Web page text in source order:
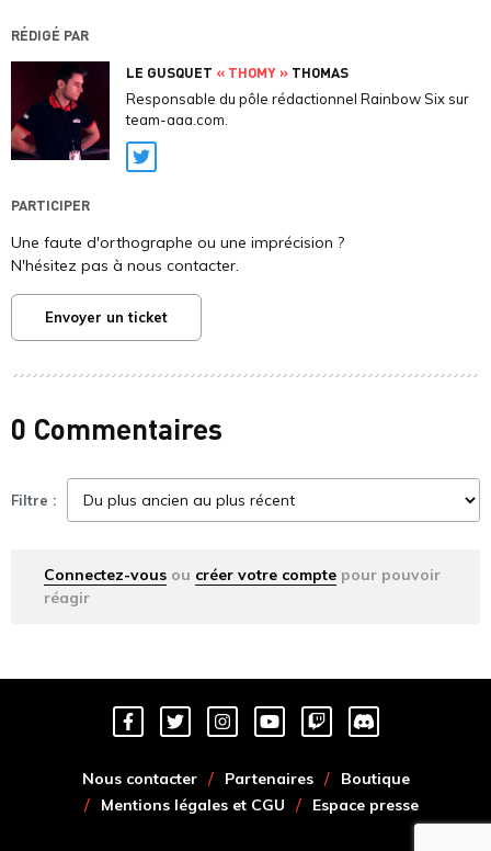
RÉDIGÉ PAR
LE GUSQUET « THOMY » THOMAS
Responsable du pôle rédactionnel Rainbow Six sur
team-aaa.com.
Twitter
PARTICIPER
Une faute d'orthographe ou une imprécision ?
N'hésitez pas à nous contacter.
Envoyer un ticket
0 Commentaires
Filtre :
Connectez-vous ou créer votre compte pour pouvoir
réagir
Nous contacter Partenaires
Boutique
Mentions légales et CGU
Espace presse